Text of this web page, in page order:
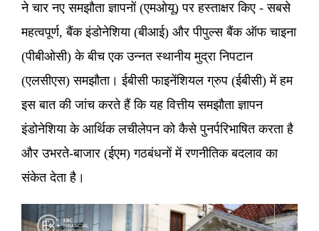
ने चार नए समझौता ज्ञापनों (एमओयू) पर हस्ताक्षर किए - सबसे
महत्वपूर्ण, बैंक इंडोनेशिया (बीआई) और पीपुल्स बैंक ऑफ चाइना
(पीबीओसी) के बीच एक उन्नत स्थानीय मुद्रा निपटान
(एलसीएस) समझौता। ईबीसी फाइनेंशियल ग्रुप (ईबीसी) में हम
इस बात की जांच करते हैं कि यह वित्तीय समझौता ज्ञापन
इंडोनेशिया के आर्थिक लचीलेपन को कैसे पुनर्परिभाषित करता है
और उभरते-बाजार (ईएम) गठबंधनों में रणनीतिक बदलाव का
संकेत देता है।